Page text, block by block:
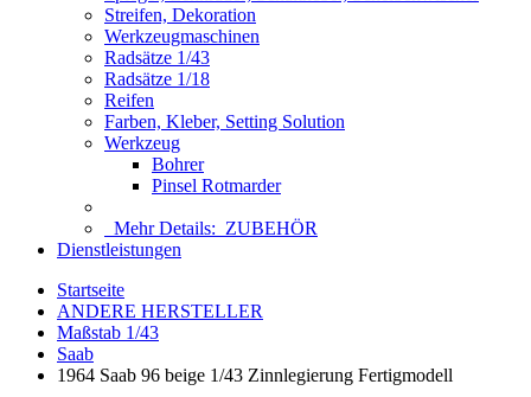
Streifen, Dekoration
Werkzeugmaschinen
Radsätze 1/43
Radsätze 1/18
Reifen
Farben, Kleber, Setting Solution
Werkzeug
Bohrer
Pinsel Rotmarder
Mehr Details: ZUBEHÖR
Dienstleistungen
Startseite
ANDERE HERSTELLER
Maßstab 1/43
Saab
1964 Saab 96 beige 1/43 Zinnlegierung Fertigmodell